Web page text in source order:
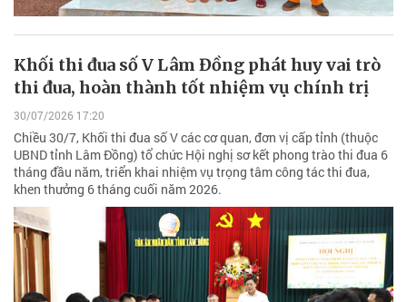
Khối thi đua số V Lâm Đồng phát huy vai trò
thi đua, hoàn thành tốt nhiệm vụ chính trị
30/07/2026 17:20
Chiều 30/7, Khối thi đua số V các cơ quan, đơn vị cấp tỉnh (thuộc
UBND tỉnh Lâm Đồng) tổ chức Hội nghị sơ kết phong trào thi đua 6
tháng đầu năm, triển khai nhiệm vụ trọng tâm công tác thi đua,
khen thưởng 6 tháng cuối năm 2026.